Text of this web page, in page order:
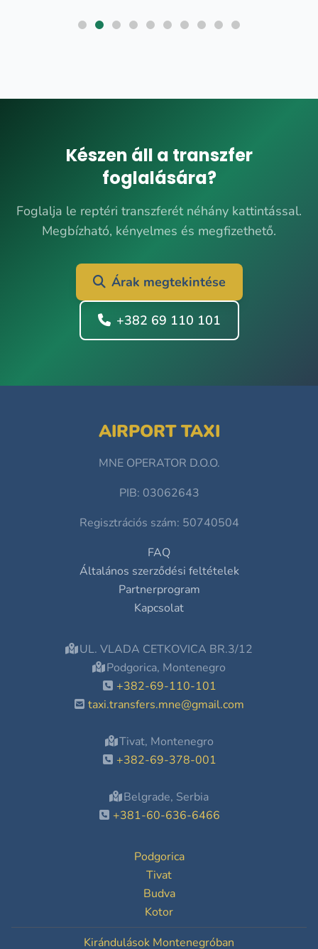
Készen áll a transzfer
foglalására?
Foglalja le reptéri transzferét néhány kattintással.
Megbízható, kényelmes és megfizethető.
Árak megtekintése
+382 69 110 101
AIRPORT TAXI
MNE OPERATOR D.O.O.
PIB: 03062643
Regisztrációs szám: 50740504
FAQ
Általános szerződési feltételek
Partnerprogram
Kapcsolat
UL. VLADA CETKOVICA BR.3/12
Podgorica, Montenegro
+382-69-110-101
taxi.transfers.mne@gmail.com
Tivat, Montenegro
+382-69-378-001
Belgrade, Serbia
+381-60-636-6466
Podgorica
Tivat
Budva
Kotor
Kirándulások Montenegróban